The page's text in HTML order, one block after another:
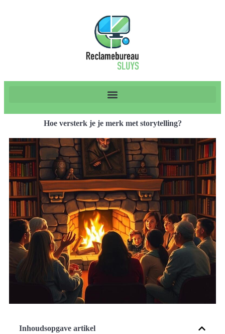
Hoe versterk je je merk met storytelling?
Inhoudsopgave artikel